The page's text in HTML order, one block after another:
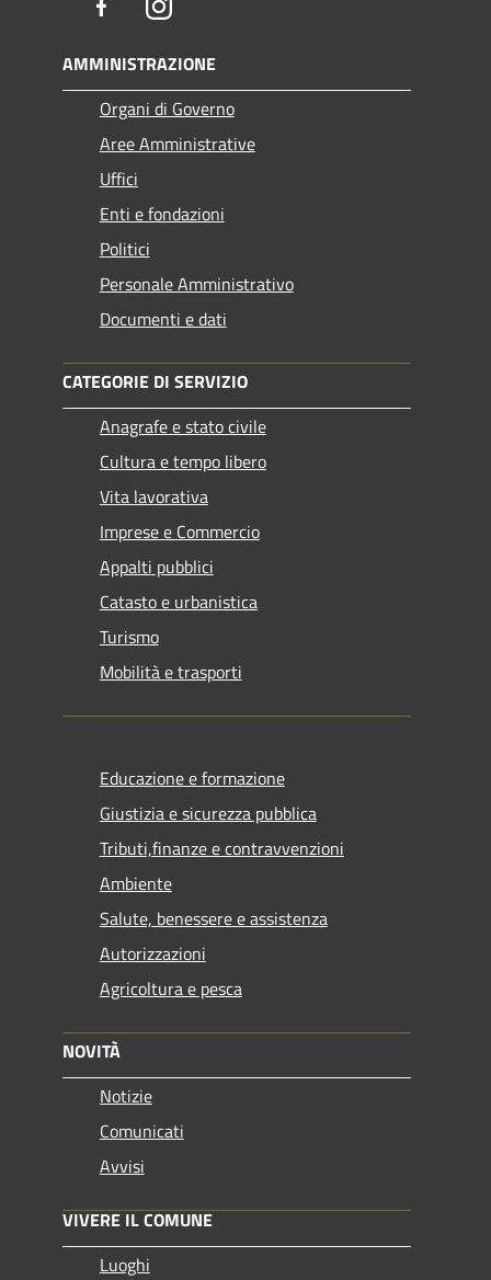
AMMINISTRAZIONE
Organi di Governo
Aree Amministrative
Uffici
Enti e fondazioni
Politici
Personale Amministrativo
Documenti e dati
CATEGORIE DI SERVIZIO
Anagrafe e stato civile
Cultura e tempo libero
Vita lavorativa
Imprese e Commercio
Appalti pubblici
Catasto e urbanistica
Turismo
Mobilità e trasporti
Educazione e formazione
Giustizia e sicurezza pubblica
Tributi,finanze e contravvenzioni
Ambiente
Salute, benessere e assistenza
Autorizzazioni
Agricoltura e pesca
NOVITÀ
Notizie
Comunicati
Avvisi
VIVERE IL COMUNE
Luoghi